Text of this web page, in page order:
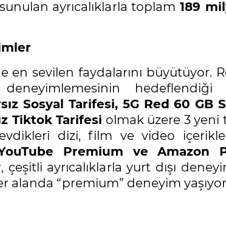
ayrıcalıklarla toplam189
sevilen faydalarını büyütüyor.
deneyimlemesinin
Sosyal Tarifesi, 5G Red 60 GB
Tiktok Tarifesi olmak üzere 3 yeni
dizi, film ve video
Premium ve Amazon
ayrıcalıklarla yurt dışı
“premium” deneyim